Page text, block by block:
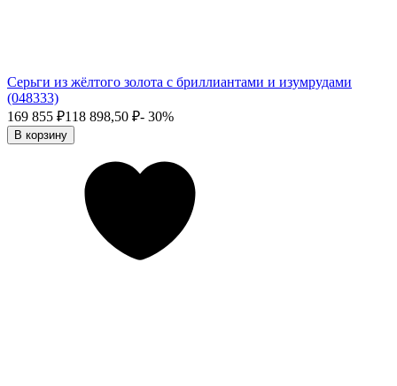
Серьги из жёлтого золота с бриллиантами и изумрудами
(048333)
169 855 ₽118 898,50 ₽- 30%
В корзину